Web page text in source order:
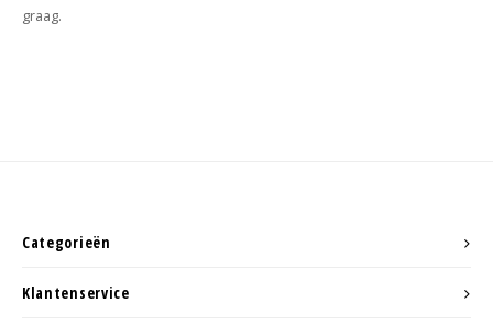
graag.
Categorieën
Klantenservice